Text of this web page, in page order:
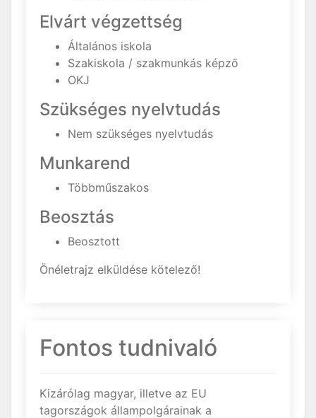
Elvárt végzettség
Általános iskola
Szakiskola / szakmunkás képző
OKJ
Szükséges nyelvtudás
Nem szükséges nyelvtudás
Munkarend
Többműszakos
Beosztás
Beosztott
Önéletrajz elküldése kötelező!
Fontos tudnivaló
Kizárólag magyar, illetve az EU
tagországok állampolgárainak a